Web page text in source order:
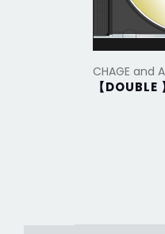
CHAGE and
【DOUBLE 】